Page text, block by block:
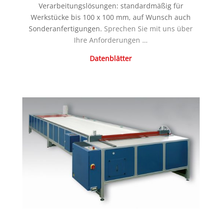
Verarbeitungslösungen: standardmäßig für
Werkstücke bis 100 x 100 mm, auf Wunsch auch
Sonderanfertigungen. Sprechen Sie mit uns über
Ihre Anforderungen …
Datenblätter